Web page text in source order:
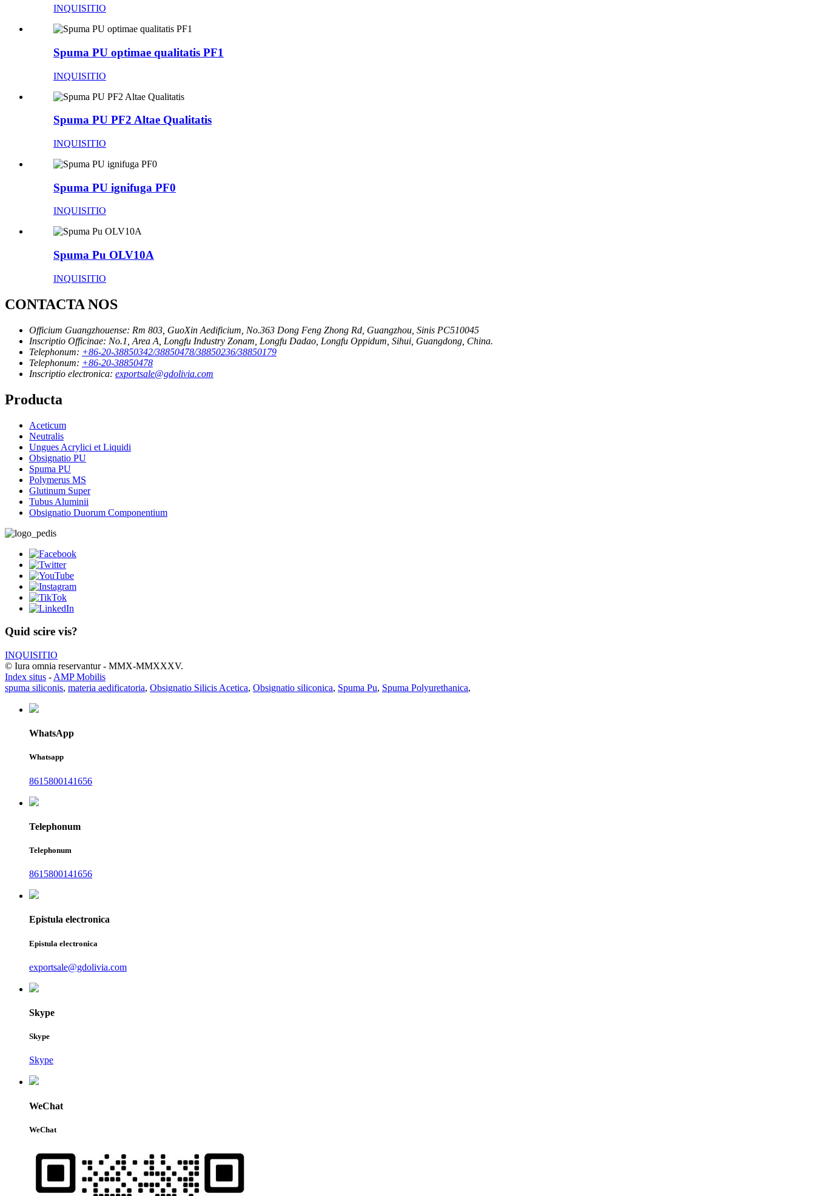
INQUISITIO
Spuma PU optimae qualitatis PF1
INQUISITIO
Spuma PU PF2 Altae Qualitatis
INQUISITIO
Spuma PU ignifuga PF0
INQUISITIO
Spuma Pu OLV10A
INQUISITIO
CONTACTA NOS
Officium Guangzhouense: Rm 803, GuoXin Aedificium, No.363 Dong Feng Zhong Rd, Guangzhou, Sinis PC510045
Inscriptio Officinae: No.1, Area A, Longfu Industry Zonam, Longfu Dadao, Longfu Oppidum, Sihui, Guangdong, China.
Telephonum: +86-20-38850342/38850478/38850236/38850179
Telephonum: +86-20-38850478
Inscriptio electronica: exportsale@gdolivia.com
Producta
Aceticum
Neutralis
Ungues Acrylici et Liquidi
Obsignatio PU
Spuma PU
Polymerus MS
Glutinum Super
Tubus Aluminii
Obsignatio Duorum Componentium
Quid scire vis?
INQUISITIO
© Iura omnia reservantur - MMX-MMXXXV.
Index situs - AMP Mobilis
spuma siliconis, materia aedificatoria, Obsignatio Silicis Acetica, Obsignatio siliconica, Spuma Pu, Spuma Polyurethanica,
WhatsApp
Whatsapp
8615800141656
Telephonum
Telephonum
8615800141656
Epistula electronica
Epistula electronica
exportsale@gdolivia.com
Skype
Skype
Skype
WeChat
WeChat